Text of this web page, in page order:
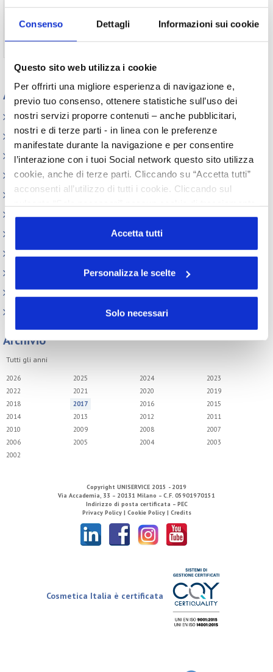
Consenso Dettagli Informazioni sui cookie
Questo sito web utilizza i cookie
Per offrirti una migliore esperienza di navigazione e,
previo tuo consenso, ottenere statistiche sull’uso dei
nostri servizi proporre contenuti – anche pubblicitari,
nostri e di terze parti - in linea con le preferenze
manifestate durante la navigazione e per consentire
l’interazione con i tuoi Social network questo sito utilizza
cookie, anche di terze parti. Cliccando su “Accetta tutti”
acconsenti all’utilizzo di tutti i cookie. Cliccando sul
o profilazione viene utilizzato. Cliccando su
“Personalizza le scelte” è possibile esprimere la propria
volontà in relazione a ciascuna categoria di cookie del
Accetta tutti
Personalizza le scelte
Solo necessari
Non ti sei ancora registrato?Registrati
Appuntamenti
Elenco Completo
Assemblea
Convegno tecnico internazionale
Cosmoprof
Information Day
Beauty Links
Incontri tematici
Leonardo Genio e Bellezza
Archivio
Tutti gli anni
2026 2025 2024
2023
2022
2021 2020
2019
2018
2017 2016
2015
2014
2013 2012
2011
2010
2009 2008
2007
2006
2005 2004
2003
2002
Copyright UNISERVICE 2015 - 2019
Via Accademia, 33 – 20131 Milano – C.F. 05901970151
Indirizzo di posta certificata – PEC
Privacy Policy | Cookie Policy | Credits
Cosmetica Italia è certificata